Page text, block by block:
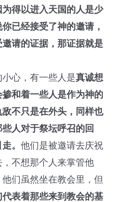
得以进入天国的人是少
已经接受了神的邀请，
请的证据，那证据就是
心，有一些人是真诚想
和着一些人是作为神的
不只是在外头，同样也
人对于祭坛呼召的回
走。他们是被邀请去庆祝
不想那个人来掌管他
们虽然坐在教会里，但
代表着那些来到教会的基